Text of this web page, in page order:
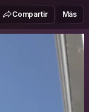
Compartir Más